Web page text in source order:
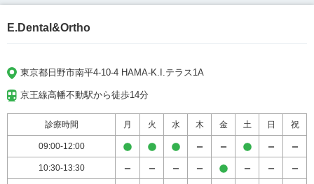
E.Dental&Ortho
東京都日野市南平4-10-4 HAMA-K.I.テラス1A
京王線高幡不動駅から徒歩14分
診療時間 月 火 水 木 金 土 日 祝
09:00-12:00
10:30-13:30